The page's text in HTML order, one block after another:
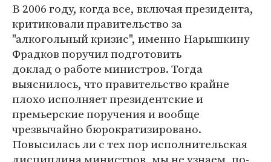
В 2006 году, когда все, включая президента,
критиковали правительство за
"алкогольный кризис", именно Нарышкину
Фрадков поручил подготовить
доклад о работе министров. Тогда
выяснилось, что правительство крайне
плохо исполняет президентские и
премьерские поручения и вообще
чрезвычайно бюрократизировано.
Повысилась ли с тех пор исполнительская